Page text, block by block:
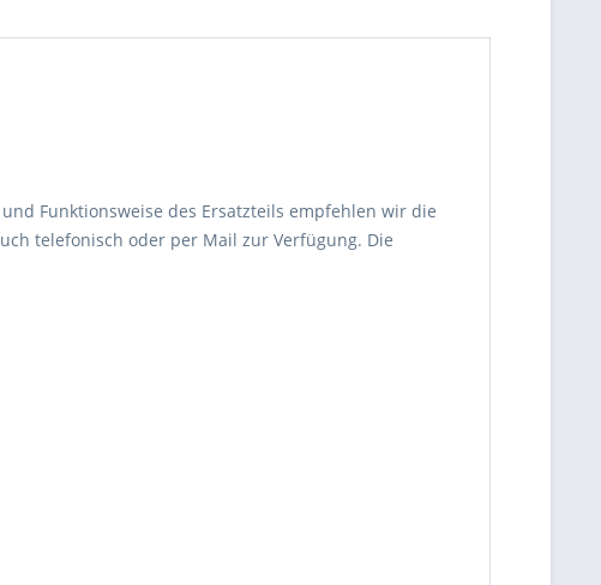
Funktionsweise des Ersatzteils empfehlen wir die
telefonisch oder per Mail zur Verfügung. Die